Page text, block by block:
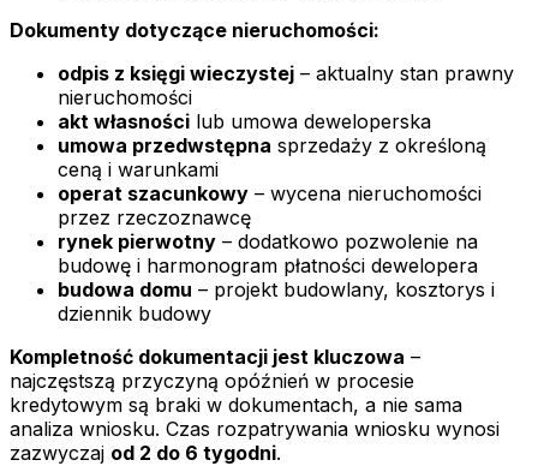
Dokumenty dotyczące nieruchomości:
odpis z księgi wieczystej – aktualny stan prawny
nieruchomości
akt własności lub umowa deweloperska
umowa przedwstępna sprzedaży z określoną
ceną i warunkami
operat szacunkowy – wycena nieruchomości
przez rzeczoznawcę
rynek pierwotny – dodatkowo pozwolenie na
budowę i harmonogram płatności dewelopera
budowa domu – projekt budowlany, kosztorys i
dziennik budowy
Kompletność dokumentacji jest kluczowa –
najczęstszą przyczyną opóźnień w procesie
kredytowym są braki w dokumentach, a nie sama
analiza wniosku. Czas rozpatrywania wniosku wynosi
zazwyczaj od 2 do 6 tygodni.